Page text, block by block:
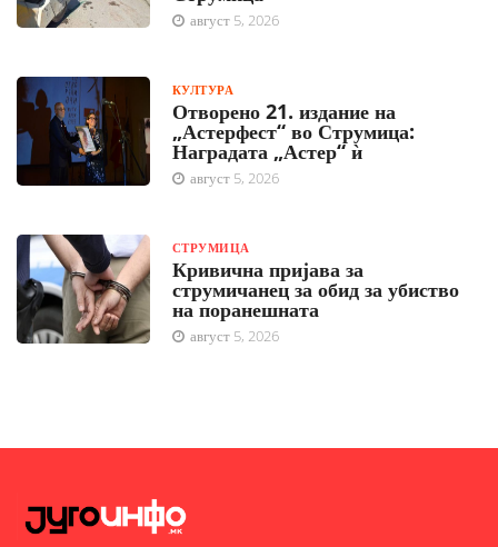
август 5, 2026
КУЛТУРА
Отворено 21. издание на
„Астерфест“ во Струмица:
Наградата „Астер“ ѝ
август 5, 2026
СТРУМИЦА
Кривична пријава за
струмичанец за обид за убиство
на поранешната
август 5, 2026